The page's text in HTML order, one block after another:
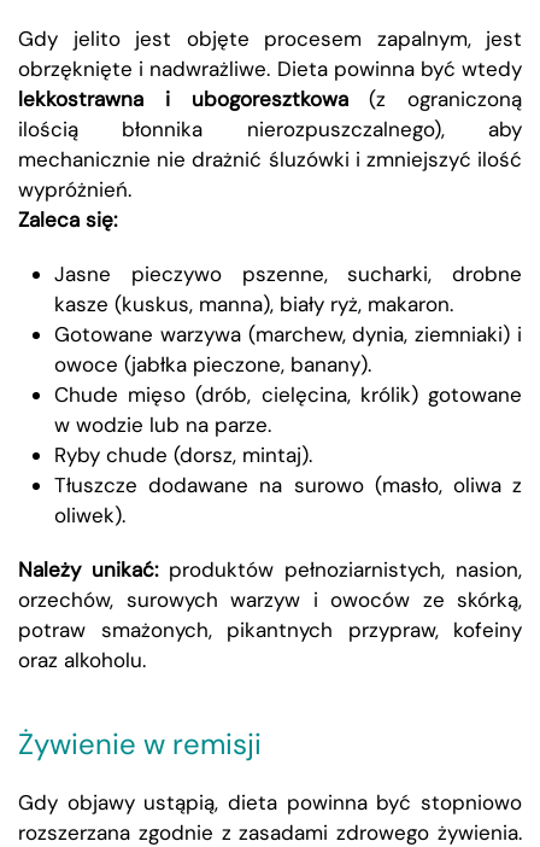
Gdy jelito jest objęte procesem zapalnym, jest
obrzęknięte i nadwrażliwe. Dieta powinna być wtedy
lekkostrawna i ubogoresztkowa(z ograniczoną
ilością błonnika nierozpuszczalnego), aby
mechanicznie nie drażnić śluzówki i zmniejszyć ilość
wypróżnień.
Zaleca się:
Jasne pieczywo pszenne, sucharki, drobne
kasze (kuskus, manna), biały ryż, makaron.
Gotowane warzywa (marchew, dynia, ziemniaki) i
owoce (jabłka pieczone, banany).
Chude mięso (drób, cielęcina, królik) gotowane
w wodzie lub na parze.
Ryby chude (dorsz, mintaj).
Tłuszcze dodawane na surowo (masło, oliwa z
oliwek).
Należy unikać:produktów pełnoziarnistych, nasion,
orzechów, surowych warzyw i owoców ze skórką,
potraw smażonych, pikantnych przypraw, kofeiny
oraz alkoholu.
Żywienie w remisji
Gdy objawy ustąpią, dieta powinna być stopniowo
rozszerzana zgodnie z zasadami zdrowego żywienia.